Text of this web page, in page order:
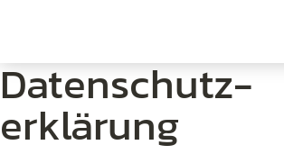
Datenschutz­
erklärung